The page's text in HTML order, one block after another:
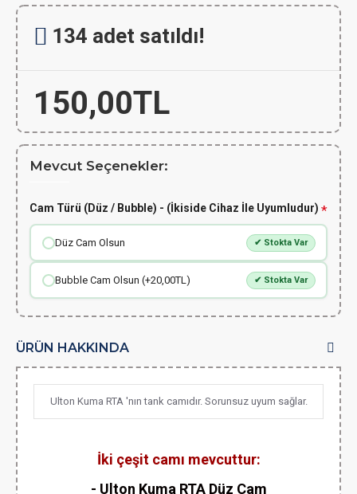
150,00TL
134 adet satıldı!
Mevcut Seçenekler:
Cam Türü (Düz / Bubble) - (İkiside Cihaz İle Uyumludur)
Düz Cam Olsun ✔ Stokta Var
Bubble Cam Olsun (+20,00TL) ✔ Stokta Var
ÜRÜN HAKKINDA
Ulton Kuma RTA 'nın tank camıdır. Sorunsuz uyum sağlar.
İki çeşit camı mevcuttur:
- Ulton Kuma RTA Düz Cam